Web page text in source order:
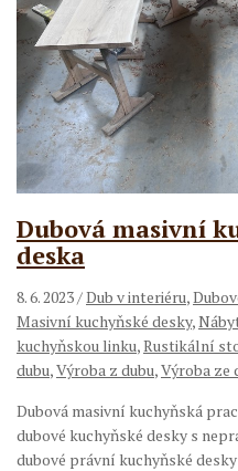
Dubová masivní
deska
8. 6. 2023/Dub v interiéru,
Masivní kuchyňské desky,
kuchyňskou linku,Rustikální
dubu,Výroba z dubu,Výroba ze
Dubová masivní kuchyňská
dubové kuchyňské desky s
dubové právní kuchyňské